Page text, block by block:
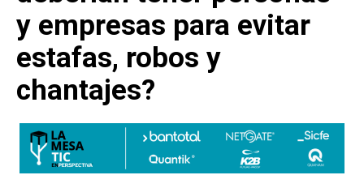
y empresas para evitar
estafas, robos y
chantajes?